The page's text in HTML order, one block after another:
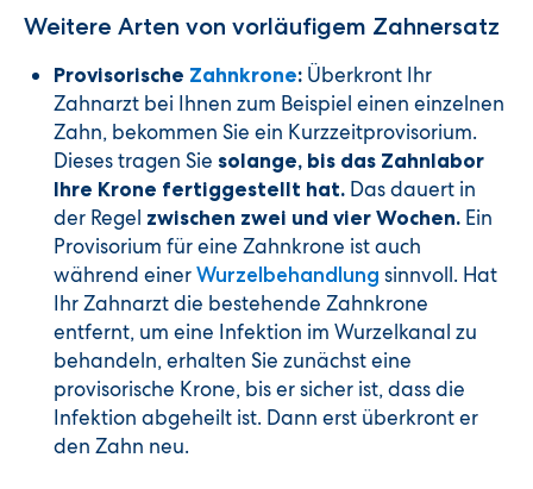
Weitere Arten von vorläufigem Zahnersatz
Provisorische Zahnkrone: Überkront Ihr
Zahnarzt bei Ihnen zum Beispiel einen einzelnen
Zahn, bekommen Sie ein Kurzzeitprovisorium.
Dieses tragen Sie solange, bis das Zahnlabor
Ihre Krone fertiggestellt hat. Das dauert in
der Regel zwischen zwei und vier Wochen. Ein
Provisorium für eine Zahnkrone ist auch
während einer Wurzelbehandlung sinnvoll. Hat
Ihr Zahnarzt die bestehende Zahnkrone
entfernt, um eine Infektion im Wurzelkanal zu
behandeln, erhalten Sie zunächst eine
provisorische Krone, bis er sicher ist, dass die
Infektion abgeheilt ist. Dann erst überkront er
den Zahn neu.